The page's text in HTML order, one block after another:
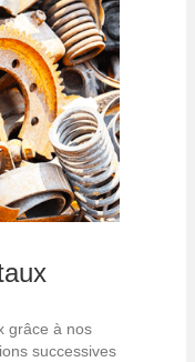
grâce à nos
successives